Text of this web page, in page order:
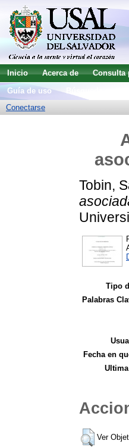
Inicio Acerca de Consulta
Guía de uso
Conectarse
Tobin,
Tipo
Palabras
Fecha en
Ver